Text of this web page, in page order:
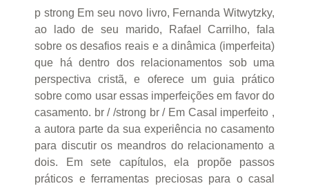
p strong Em seu novo livro, Fernanda Witwytzky,
ao lado de seu marido, Rafael Carrilho, fala
sobre os desafios reais e a dinâmica (imperfeita)
que há dentro dos relacionamentos sob uma
perspectiva cristã, e oferece um guia prático
sobre como usar essas imperfeições em favor do
casamento. br / /strong br / Em Casal imperfeito ,
a autora parte da sua experiência no casamento
para discutir os meandros do relacionamento a
dois. Em sete capítulos, ela propõe passos
práticos e ferramentas preciosas para o casal